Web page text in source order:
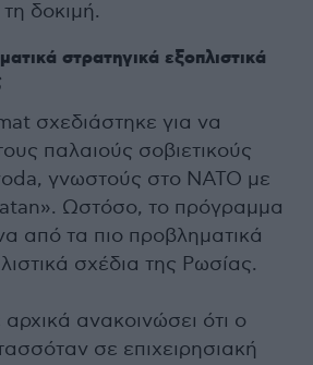
δοκιμή.
στρατηγικά εξοπλιστικά
σχεδιάστηκε για να
παλαιούς σοβιετικούς
γνωστούς στο NATO με
Ωστόσο, το πρόγραμμα
από τα πιο προβληματικά
σχέδια της Ρωσίας.
ανακοινώσει ότι ο
σε επιχειρησιακή